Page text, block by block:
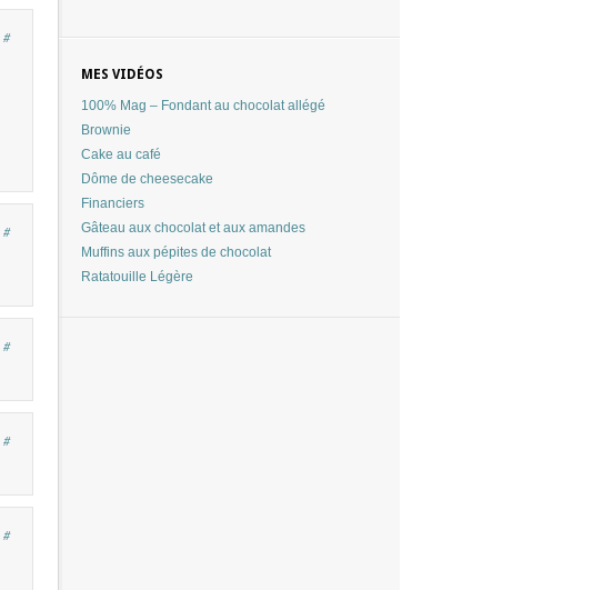
#
#
#
#
#
MES VIDÉOS
100% Mag – Fondant au chocolat allégé
Brownie
Cake au café
Dôme de cheesecake
Financiers
Gâteau aux chocolat et aux amandes
Muffins aux pépites de chocolat
Ratatouille Légère